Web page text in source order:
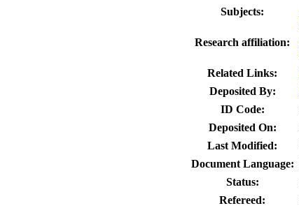
Subjects:
Research affiliation:
Related Links:
Deposited By:
ID Code:
Deposited On:
Last Modified:
Document Language:
Status:
Refereed: